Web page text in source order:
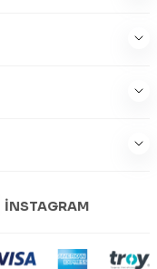
İNSTAGRAM